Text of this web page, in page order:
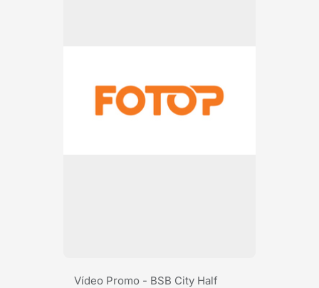
Vídeo Promo - BSB City Half